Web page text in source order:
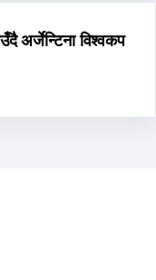
अर्जेन्टिना विश्वकप